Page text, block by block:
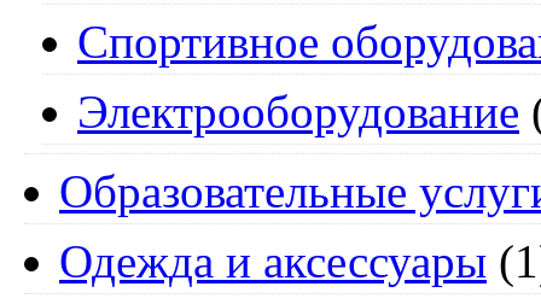
Спортивное
Электрооборудование
Образовательные
Одежда и аксессуары